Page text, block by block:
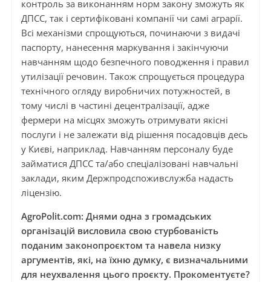
контроль за виконанням норм закону зможуть як
ДПСС, так і сертифіковані компанії чи самі аграрії.
Всі механізми спрощуються, починаючи з видачі
паспорту, нанесення маркування і закінчуючи
навчанням щодо безпечного поводження і правил
утилізації речовин. Також спрощується процедура
технічного огляду виробничих потужностей, в
тому числі в частині децентралізації, адже
фермери на місцях зможуть отримувати якісні
послуги і не залежати від рішення посадовців десь
у Києві, наприклад. Навчанням персоналу буде
займатися ДПСС та/або спеціалізовані навчальні
заклади, яким Держпродспоживслужба надасть
ліцензію.
AgroPolit.com: Днями одна з громадських
організацій висловила свою стурбованість
поданим законопроєктом та навела низку
аргументів, які, на їхню думку, є визначальними
для неухвалення цього проєкту. Прокоментуєте?